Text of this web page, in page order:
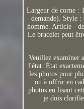
Largeur de corne :
demande). Style
homme. Article -
Le bracelet peut
Veuillez examiner
l'état. État
les photos pour
ou à offrir en
photos en lisant
je dois